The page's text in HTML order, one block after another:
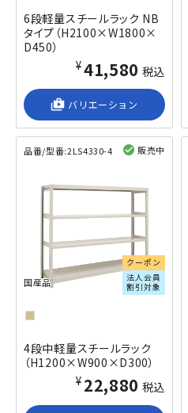
6段軽量スチールラック NB
タイプ（H2100×W1800×
D450）
¥41,580 税込
shop_2 バリエーション
品番/型番:2LS4330-4 販売中
クーポン
法人会員
割引対象
国産品
4段中軽量スチールラック
（H1200×W900×D300）
¥22,880 税込